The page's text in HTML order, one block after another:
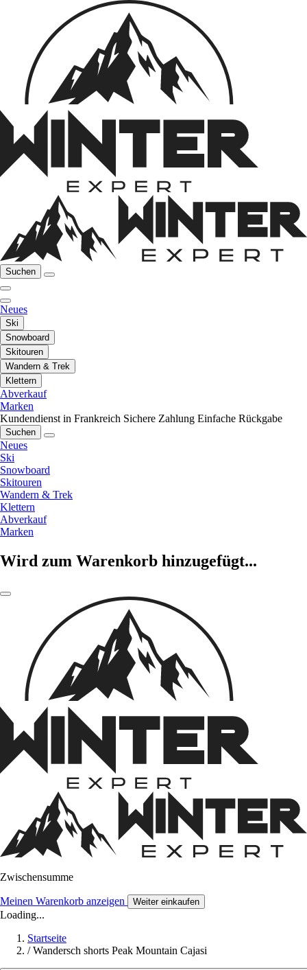
Suchen
Neues
Ski
Snowboard
Skitouren
Wandern & Trek
Klettern
Abverkauf
Marken
Kundendienst in Frankreich Sichere Zahlung Einfache Rückgabe
Suchen
Neues
Ski
Snowboard
Skitouren
Wandern & Trek
Klettern
Abverkauf
Marken
Wird zum Warenkorb hinzugefügt...
Zwischensumme
Meinen Warenkorb anzeigen Weiter einkaufen
Loading...
Startseite
/ Wandersch shorts Peak Mountain Cajasi